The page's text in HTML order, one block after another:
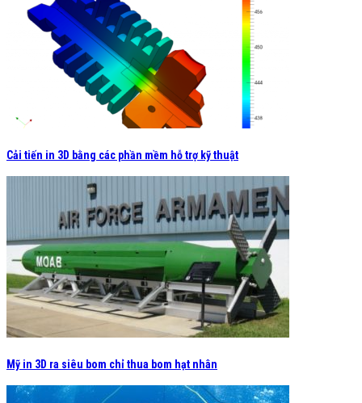
Cải tiến in 3D bằng các phần mềm hỗ trợ kỹ thuật
Mỹ in 3D ra siêu bom chỉ thua bom hạt nhân